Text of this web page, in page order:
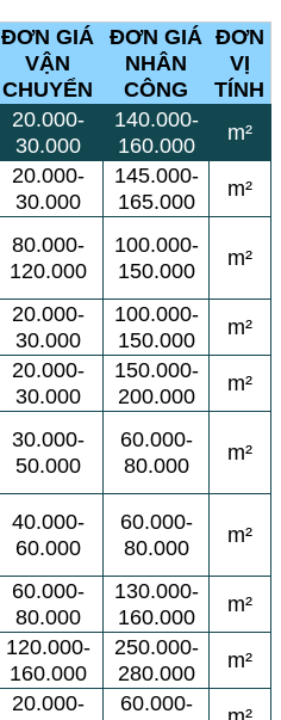
ĐƠN GIÁ
VẬN
CHUYỂN
ĐƠN GIÁ
NHÂN
CÔNG
ĐƠN
VỊ
TÍNH
20.000-
30.000
140.000-
160.000
m²
20.000-
30.000
145.000-
165.000
m²
80.000-
120.000
100.000-
150.000
m²
20.000-
30.000
100.000-
150.000
m²
20.000-
30.000
150.000-
200.000
m²
30.000-
50.000
60.000-
80.000
m²
40.000-
60.000
60.000-
80.000
m²
60.000-
80.000
130.000-
160.000
m²
120.000-
160.000
250.000-
280.000
m²
20.000-
60.000-